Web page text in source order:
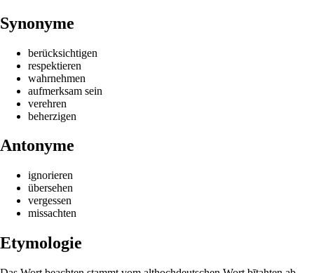
Synonyme
berücksichtigen
respektieren
wahrnehmen
aufmerksam sein
verehren
beherzigen
Antonyme
ignorieren
übersehen
vergessen
missachten
Etymologie